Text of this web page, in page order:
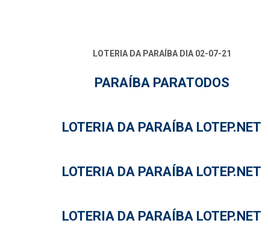
LOTERIA DA PARAÍBA DIA 02-07-21
PARAÍBA PARATODOS
LOTERIA DA PARAÍBA LOTEP.NET
LOTERIA DA PARAÍBA LOTEP.NET
LOTERIA DA PARAÍBA LOTEP.NET